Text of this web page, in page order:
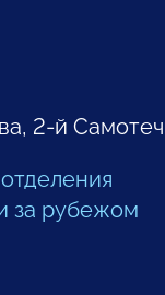
2-й
за рубежом